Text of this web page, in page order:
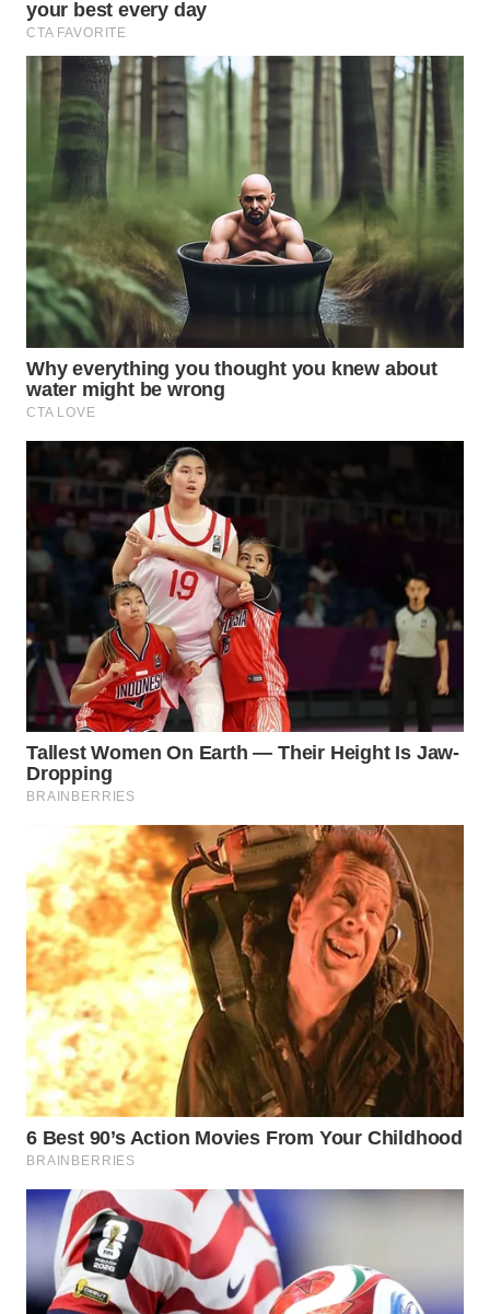
WN
TANGERANG
WN
BINJAI
CIREBON
WN
INDRAMAYU
WN
KUNINGAN
MAJALENGKA
WN
SUBANG
SUKABUMI
WN
PURWAKARTA
WN
PRIANGAN
TIMUR
WN
SEMARANG
WN
SOLO
WN
BOROBUDUR
WN
MADURA
WN
SURABAYA
WN
NATUNA